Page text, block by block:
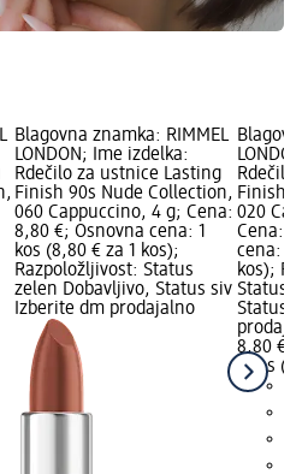
Blagovna znamka: RIMMEL
LONDON; Ime izdelka:
Rdečilo za ustnice Lasting
Finish 90s Nude Collection,
060 Cappuccino, 4 g; Cena:
8,80 €; Osnovna cena: 1
kos (8,80 € za 1 kos);
Razpoložljivost: Status
zelen Dobavljivo, Status siv
Izberite dm prodajalno
Rdečilo
Finish
020
Cena:
cena: 1
kos);
Status
Status
8,80 €
1 kos